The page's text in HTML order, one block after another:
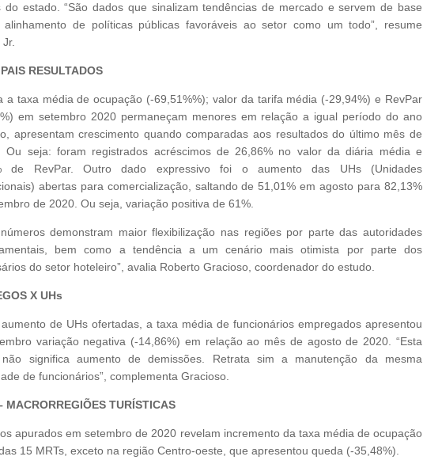
do estado. “São dados que sinalizam tendências de mercado e servem de base
de políticas públicas favoráveis ao setor como um todo”, resume
Jr.
RESULTADOS
a taxa média de ocupação (-69,51%%); valor da tarifa média (-29,94%) e RevPar
em setembro 2020 permaneçam menores em relação a igual período do ano
apresentam crescimento quando comparadas aos resultados do último mês de
Ou seja: foram registrados acréscimos de 26,86% no valor da diária média e
de RevPar. Outro dado expressivo foi o aumento das UHs (Unidades
abertas para comercialização, saltando de 51,01% em agosto para 82,13%
de 2020. Ou seja, variação positiva de 61%.
números demonstram maior flexibilização nas regiões por parte das autoridades
bem como a tendência a um cenário mais otimista por parte dos
do setor hoteleiro”, avalia Roberto Gracioso, coordenador do estudo.
X UHs
de UHs ofertadas, a taxa média de funcionários empregados apresentou
variação negativa (-14,86%) em relação ao mês de agosto de 2020. “Esta
significa aumento de demissões. Retrata sim a manutenção da mesma
de funcionários”, complementa Gracioso.
MACRORREGIÕES TURÍSTICAS
apurados em setembro de 2020 revelam incremento da taxa média de ocupação
15 MRTs, exceto na região Centro-oeste, que apresentou queda (-35,48%).